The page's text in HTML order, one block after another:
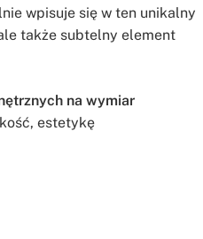
wpisuje się w ten unikalny
także subtelny element
na wymiar
estetykę